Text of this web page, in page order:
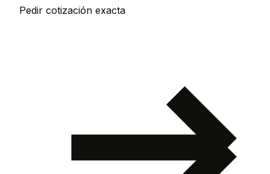
Pedir cotización exacta